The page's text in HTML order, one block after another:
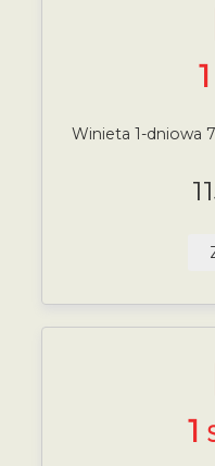
1
Winieta 1-dniowa
1